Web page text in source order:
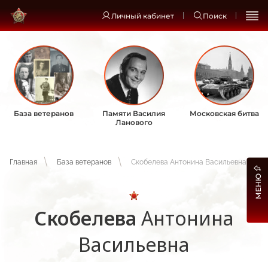
Личный кабинет Поиск
База ветеранов
Памяти Василия
Ланового
Московская битва
Главная База ветеранов Скобелева Антонина Васильевна
Скобелева Антонина
Васильевна
МЕНЮ